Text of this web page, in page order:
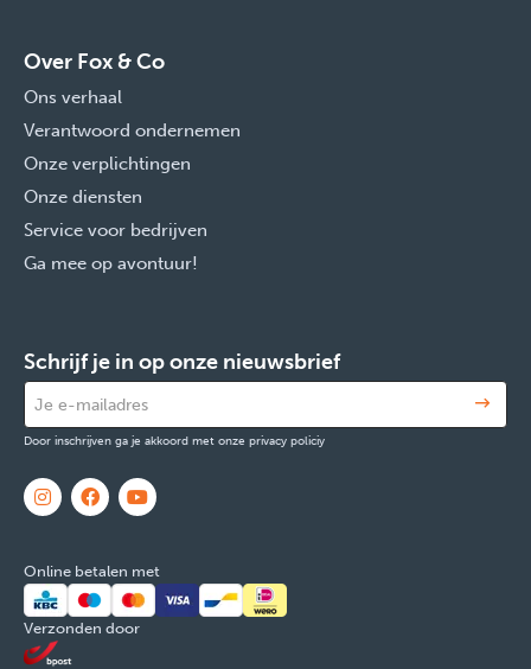
Over Fox & Co
Ons verhaal
Verantwoord ondernemen
Onze verplichtingen
Onze diensten
Service voor bedrijven
Ga mee op avontuur!
Schrijf je in op onze nieuwsbrief
Door inschrijven ga je akkoord met onze privacy policiy
Online betalen met
Verzonden door